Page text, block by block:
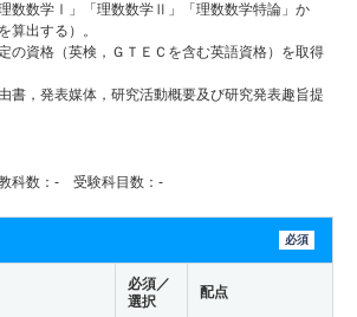
数数学Ⅰ」「理数数学Ⅱ」「理数数学特論」か
算出する）。
の資格（英検，ＧＴＥＣを含む英語資格）を取得
書，発表媒体，研究活動概要及び研究発表趣旨提
科数：- 受験科目数：-
必須
必須／
選択
配点